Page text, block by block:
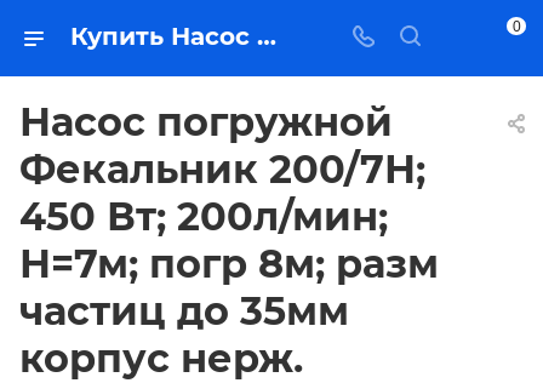
Купить Насос погружной Фекальник 200/7Н; 450 Вт; 200л/мин; Н=7м; погр 8м; разм частиц до 35мм корпус нерж. в Якутске — цена, характеристики, подбор | Востоктехторг 0
Насос погружной
Фекальник 200/7Н;
450 Вт; 200л/мин;
Н=7м; погр 8м; разм
частиц до 35мм
корпус нерж.